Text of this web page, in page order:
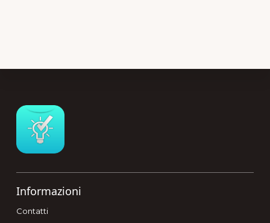
Informazioni
Contatti